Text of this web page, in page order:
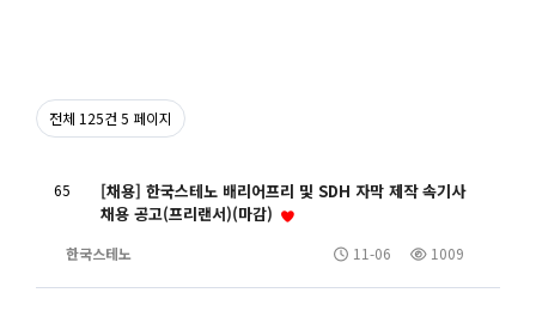
전체 125건 5 페이지
65
[채용] 한국스테노 배리어프리 및 SDH 자막 제작 속기사
채용 공고(프리랜서)(마감)
한국스테노 1009
11-06